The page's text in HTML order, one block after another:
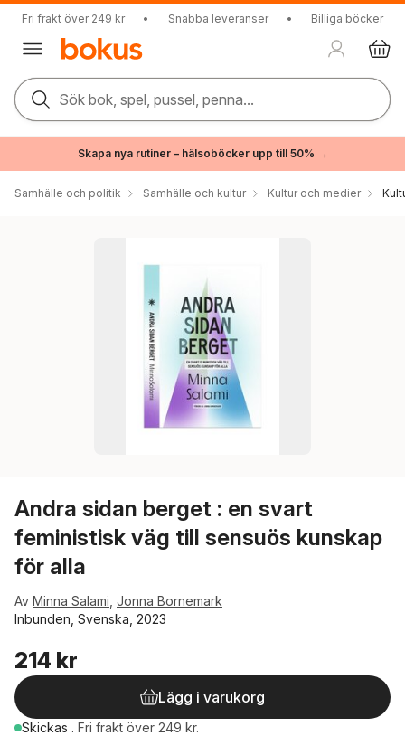
Fri frakt över 249 kr • Snabba leveranser • Billiga böcker
Sök bok, spel, pussel, penna...
Skapa nya rutiner – hälsoböcker upp till 50% →
Samhälle och politik Samhälle och kultur Kultur och medier
Andra sidan berget : en svart
feministisk väg till sensuös kunskap
för alla
Av Minna Salami Jonna Bornemark
Inbunden, Svenska, 2023
214 kr
Lägg i varukorg
Skickas . Fri frakt över 249 kr.